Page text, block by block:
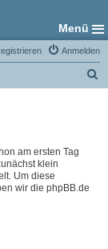
Menü
Anmelden
am ersten Tag
klein
Um diese
wir die phpBB.de